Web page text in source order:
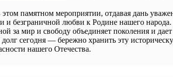
памятном мероприятии, отдавая дань
и безграничной любви к Родине нашего
за мир и свободу объединяет поколения и
сегодня — бережно хранить эту
нашего Отечества.